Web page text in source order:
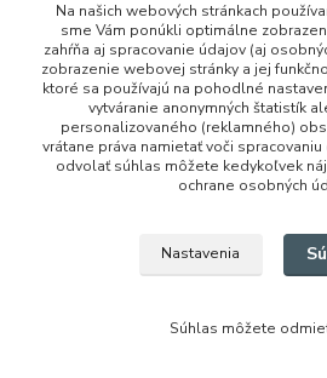
+421 948 229 224
Na našich webových stránkach
sme Vám ponúkli optimálne
zahŕňa aj spracovanie údajov (aj
zobrazenie webovej stránky a jej
ktoré sa používajú na pohodlné
vytváranie anonymných štatistík
personalizovaného (reklamného)
vrátane práva namietať voči
odvolať súhlas môžete kedykoľvek
ochrane osobných
Nastavenia
Súhlas môžete